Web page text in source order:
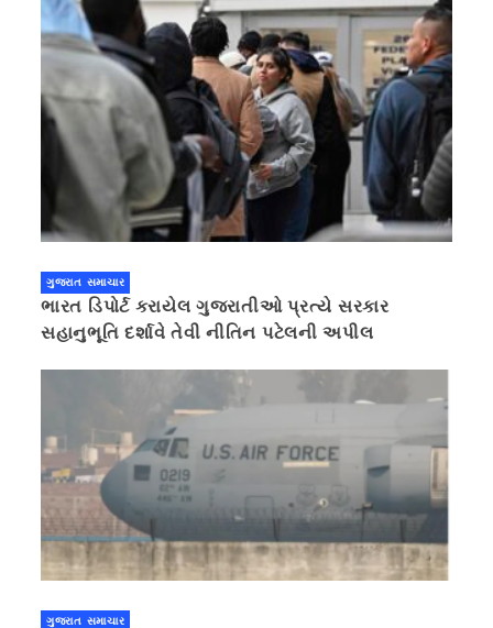
ગુજરાત સમાચાર
ભારત ડિપોર્ટ કરાયેલ ગુજરાતીઓ પ્રત્યે સરકાર
સહાનુભૂતિ દર્શાવે તેવી નીતિન પટેલની અપીલ
ગુજરાત સમાચાર